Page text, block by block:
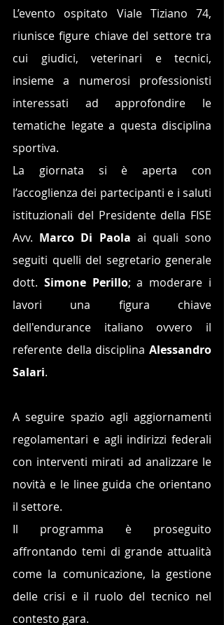
L’evento ospitato Viale Tiziano 74,
riunisce figure chiave del settore tra
cui giudici, veterinari e tecnici,
insieme a numerosi professionisti
interessati ad approfondire le
tematiche legate a questa disciplina
sportiva.
La giornata si è aperta con
l’accoglienza dei partecipanti e i saluti
istituzionali del Presidente della FISE
Avv. Marco Di Paola ai quali sono
seguiti quelli del segretario generale
dott. Simone Perillo; a moderare i
lavori una figura chiave
dell'endurance italiano ovvero il
referente della disciplina Alessandro
Salari.
A seguire spazio agli aggiornamenti
regolamentari e agli indirizzi federali
con interventi mirati ad analizzare le
novità e le linee guida che orientano
il settore.
Il programma è proseguito
affrontando temi di grande attualità
come la comunicazione, la gestione
delle crisi e il ruolo del tecnico nel
contesto gara.